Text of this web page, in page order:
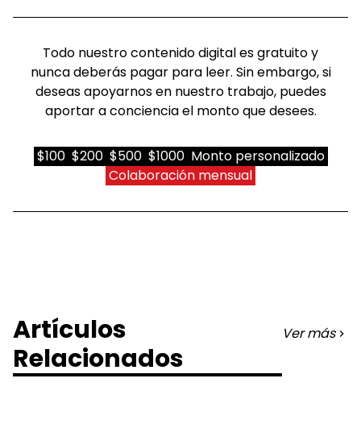
Todo nuestro contenido digital es gratuito y
nunca deberás pagar para leer. Sin embargo, si
deseas apoyarnos en nuestro trabajo, puedes
aportar a conciencia el monto que desees.
$100 $200 $500 $1000 Monto personalizado
Colaboración mensual
Artículos
Relacionados
Ver más